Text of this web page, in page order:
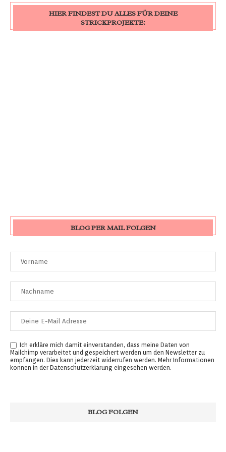
HIER FINDEST DU ALLES FÜR DEINE
STRICKPROJEKTE:
BLOG PER MAIL FOLGEN
Ich erkläre mich damit einverstanden, dass meine Daten von
Mailchimp verarbeitet und gespeichert werden um den Newsletter zu
empfangen. Dies kann jederzeit widerrufen werden. Mehr Informationen
können in der Datenschutzerklärung eingesehen werden.